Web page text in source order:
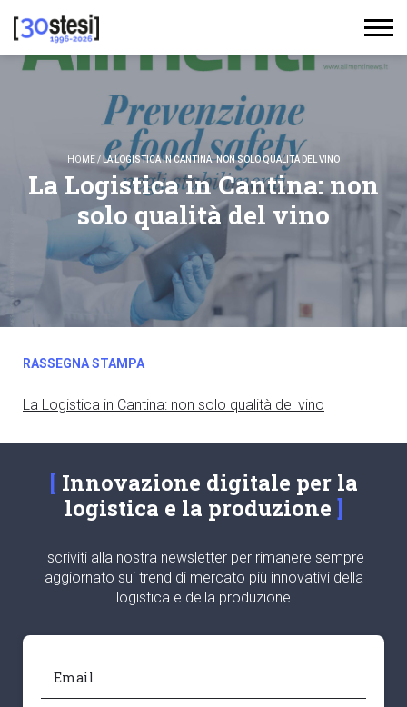
HOME / LA LOGISTICA IN CANTINA: NON SOLO QUALITÀ DEL VINO
La Logistica in Cantina: non
solo qualità del vino
RASSEGNA STAMPA
La Logistica in Cantina: non solo qualità del vino
Innovazione digitale per la
logistica e la produzione
Iscriviti alla nostra newsletter per rimanere sempre
aggiornato sui trend di mercato più innovativi della
logistica e della produzione